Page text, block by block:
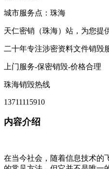
城市服务点：珠海
天仁密销（珠海）站，为您提
二十年专注涉密资料文件销毁
上门服务-保密销毁-价格合理
珠海销毁热线
13711115910
内容介绍
在当今社会，随着信息技术的